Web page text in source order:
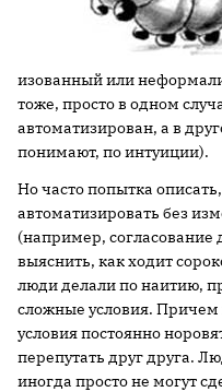
изованный или
тоже, просто в одном
автоматизирован, а в
понимают, по интуиции).
Но часто попытка
автоматизировать без
(например, согласование
выяснить, как ходит
люди делали по наитию,
сложные условия. Причем
условия постоянно
перепутать друг друга.
иногда просто не могут